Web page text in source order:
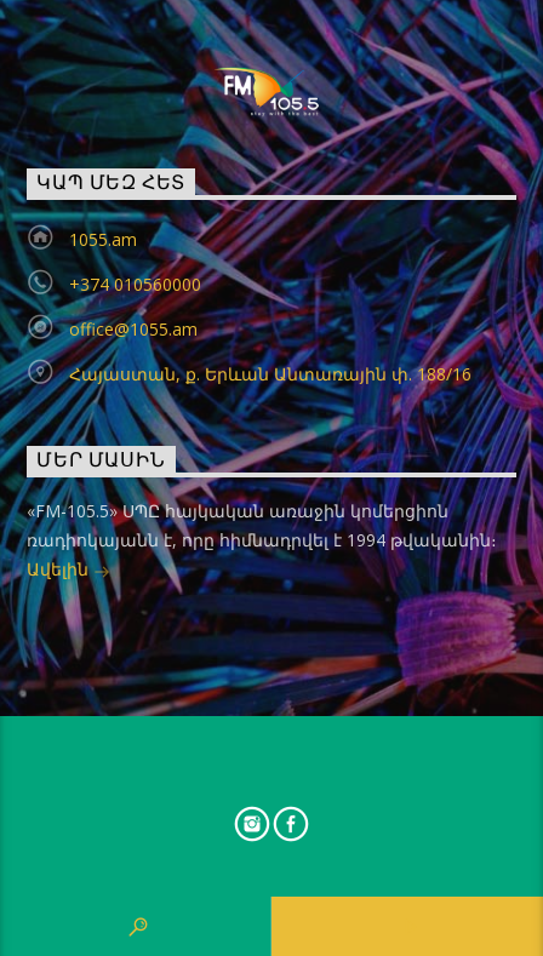
ԿԱՊ ՄԵԶ ՀԵՏ
1055.am
+374 010560000
office@1055.am
Հայաստան, ք. Երևան Անտառային փ. 188/16
ՄԵՐ ՄԱՍԻՆ
«FM-105.5» ՍՊԸ հայկական առաջին կոմերցիոն
ռադիոկայանն է, որը հիմնադրվել է 1994 թվականին։
Ավելին